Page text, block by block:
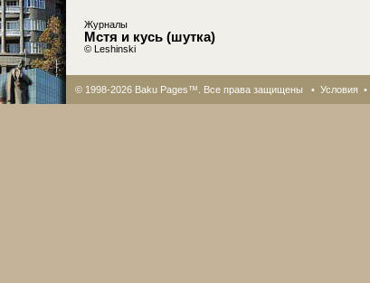
Журналы
Мстя и кусь (шутка)
© Leshinski
© 1998-2026 Baku Pages™. Все права защищены • Условия •